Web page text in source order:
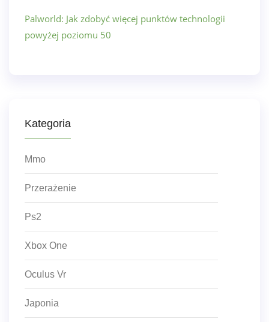
Palworld: Jak zdobyć więcej punktów technologii
powyżej poziomu 50
Kategoria
Mmo
Przerażenie
Ps2
Xbox One
Oculus Vr
Japonia